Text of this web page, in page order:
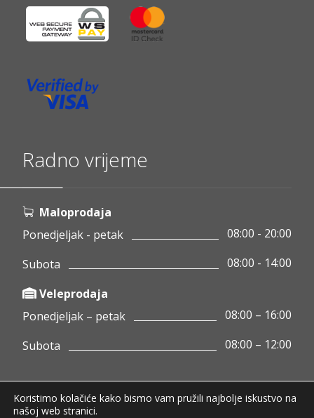
Radno vrijeme
Maloprodaja
Ponedjeljak - petak
08:00 - 20:00
Subota
08:00 - 14:00
Veleprodaja
Ponedjeljak – petak
08:00 – 16:00
Subota
08:00 – 12:00
Copyright © 2020 Pamigo d.o.o.
Koristimo kolačiće kako bismo vam pružili najbolje iskustvo na
našoj web stranici.